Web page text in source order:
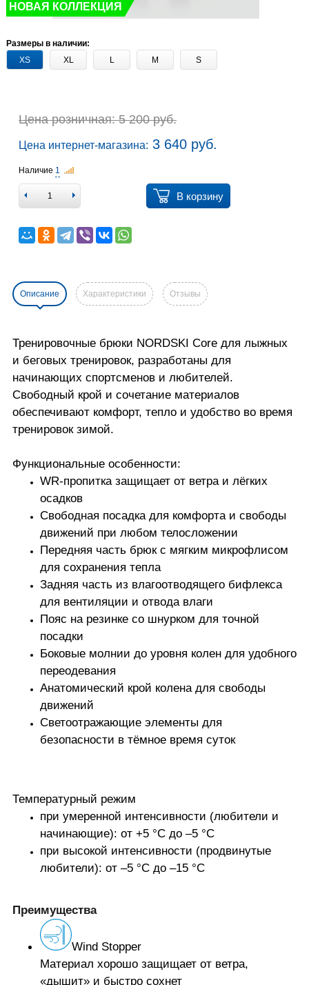
НОВАЯ КОЛЛЕКЦИЯ
Размеры в наличии:
XS
XL L M S
Цена розничная: 5 200 руб.
Цена интернет-магазина: 3 640 руб.
Наличие 1
В корзину
Описание Характеристики Отзывы
Тренировочные брюки NORDSKI Core для лыжных
и беговых тренировок, разработаны для
начинающих спортсменов и любителей.
Свободный крой и сочетание материалов
обеспечивают комфорт, тепло и удобство во время
тренировок зимой.
Функциональные особенности:
WR-пропитка защищает от ветра и лёгких
осадков
Свободная посадка для комфорта и свободы
движений при любом телосложении
Передняя часть брюк с мягким микрофлисом
для сохранения тепла
Задняя часть из влагоотводящего бифлекса
для вентиляции и отвода влаги
Пояс на резинке со шнурком для точной
посадки
Боковые молнии до уровня колен для удобного
переодевания
Анатомический крой колена для свободы
движений
Светоотражающие элементы для
безопасности в тёмное время суток
Температурный режим
при умеренной интенсивности (любители и
начинающие): от +5 °C до –5 °C
при высокой интенсивности (продвинутые
любители): от –5 °C до –15 °C
Преимущества
Wind Stopper
Материал хорошо защищает от ветра,
«дышит» и быстро сохнет